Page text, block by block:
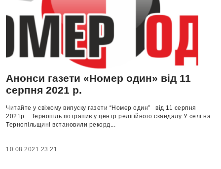
Анонси газети «Номер один» від 11
серпня 2021 р.
Читайте у свіжому випуску газети “Номер один” від 11 серпня
2021р. Тернопіль потрапив у центр релігійного скандалу У селі на
Тернопільщині встановили рекорд...
10.08.2021 23:21